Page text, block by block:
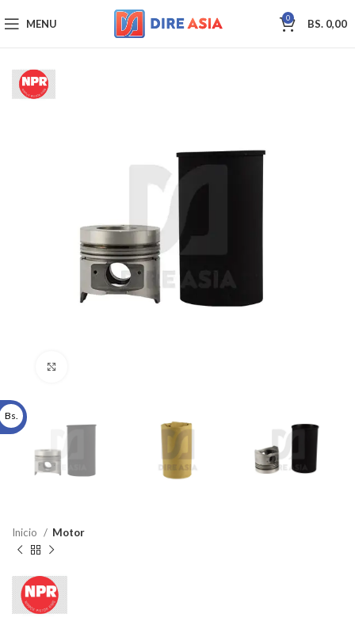
MENU 0 BS. 0,00
Inicio Motor
Bs.